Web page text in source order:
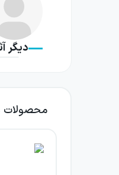
تالیفی
فصل
فصل
دیگر
محصولات